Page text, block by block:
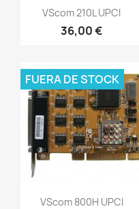
Vista rápida
VScom 210L UPCI
36,00 €
Vista rápida
VScom 800H UPCI
FUERA DE STOCK